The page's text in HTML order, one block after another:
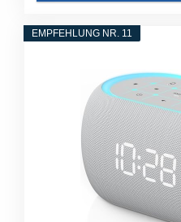
EMPFEHLUNG NR. 11